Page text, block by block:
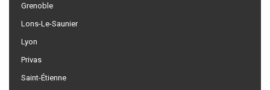
Grenoble
Lons-Le-Saunier
Lyon
Privas
Saint-Étienne